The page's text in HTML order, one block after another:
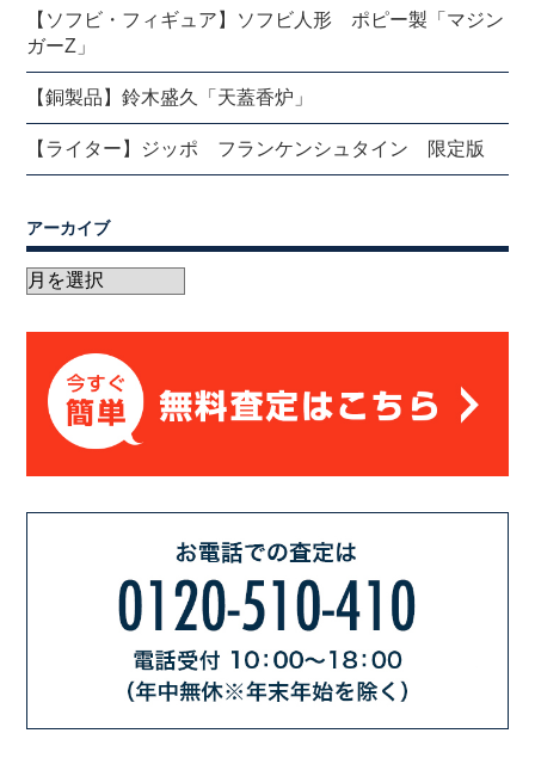
【ソフビ・フィギュア】ソフビ人形 ポピー製「マジン
ガーZ」
【銅製品】鈴木盛久「天蓋香炉」
【ライター】ジッポ フランケンシュタイン 限定版
アーカイブ